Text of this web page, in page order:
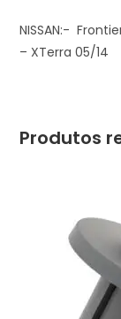
NISSAN:-
– XTerra 05/14
Produtos